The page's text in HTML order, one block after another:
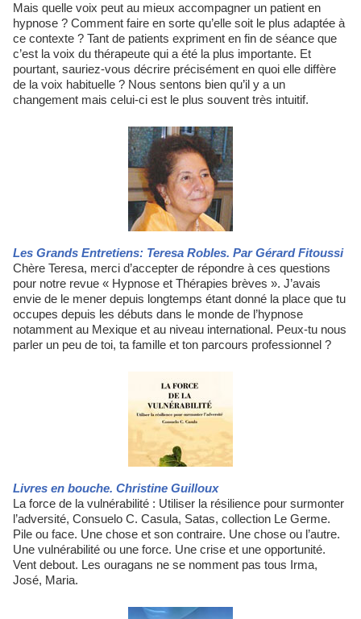
Mais quelle voix peut au mieux accompagner un patient en
hypnose ? Comment faire en sorte qu’elle soit le plus adaptée à
ce contexte ? Tant de patients expriment en fin de séance que
c’est la voix du thérapeute qui a été la plus importante. Et
pourtant, sauriez-vous décrire précisément en quoi elle diffère
de la voix habituelle ? Nous sentons bien qu’il y a un
changement mais celui-ci est le plus souvent très intuitif.
Les Grands Entretiens: Teresa Robles. Par Gérard Fitoussi
Chère Teresa, merci d’accepter de répondre à ces questions
pour notre revue « Hypnose et Thérapies brèves ». J’avais
envie de le mener depuis longtemps étant donné la place que tu
occupes depuis les débuts dans le monde de l’hypnose
notamment au Mexique et au niveau international. Peux-tu nous
parler un peu de toi, ta famille et ton parcours professionnel ?
Livres en bouche. Christine Guilloux
La force de la vulnérabilité : Utiliser la résilience pour surmonter
l’adversité, Consuelo C. Casula, Satas, collection Le Germe.
Pile ou face. Une chose et son contraire. Une chose ou l’autre.
Une vulnérabilité ou une force. Une crise et une opportunité.
Vent debout. Les ouragans ne se nomment pas tous Irma,
José, Maria.